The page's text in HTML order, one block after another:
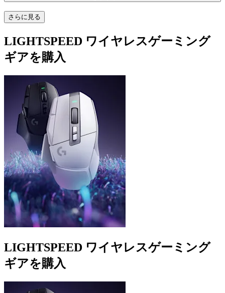
さらに見る
LIGHTSPEED ワイヤレスゲーミング
ギアを購入
LIGHTSPEED ワイヤレスゲーミング
ギアを購入